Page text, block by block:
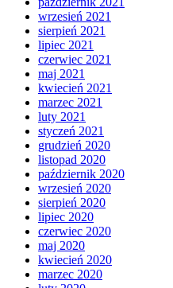
wrzesień 2021
sierpień 2021
lipiec 2021
czerwiec 2021
maj 2021
kwiecień 2021
marzec 2021
luty 2021
styczeń 2021
grudzień 2020
listopad 2020
październik 2020
wrzesień 2020
sierpień 2020
lipiec 2020
czerwiec 2020
maj 2020
kwiecień 2020
marzec 2020